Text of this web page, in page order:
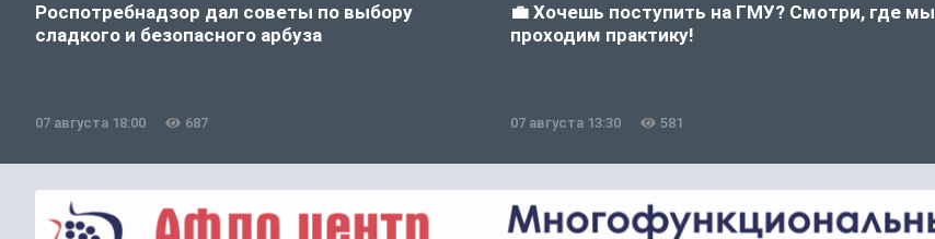
Роспотребнадзор дал советы по выбору
сладкого и безопасного арбуза
07 августа 18:00 687
💼 Хочешь поступить на ГМУ? Смотри, где мы
проходим практику!
07 августа 13:30 581